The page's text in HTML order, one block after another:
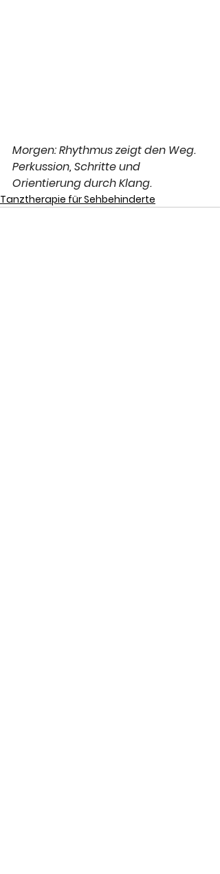
Morgen: Rhythmus zeigt den Weg.
Perkussion, Schritte und
Orientierung durch Klang.
Tanztherapie für Sehbehinderte